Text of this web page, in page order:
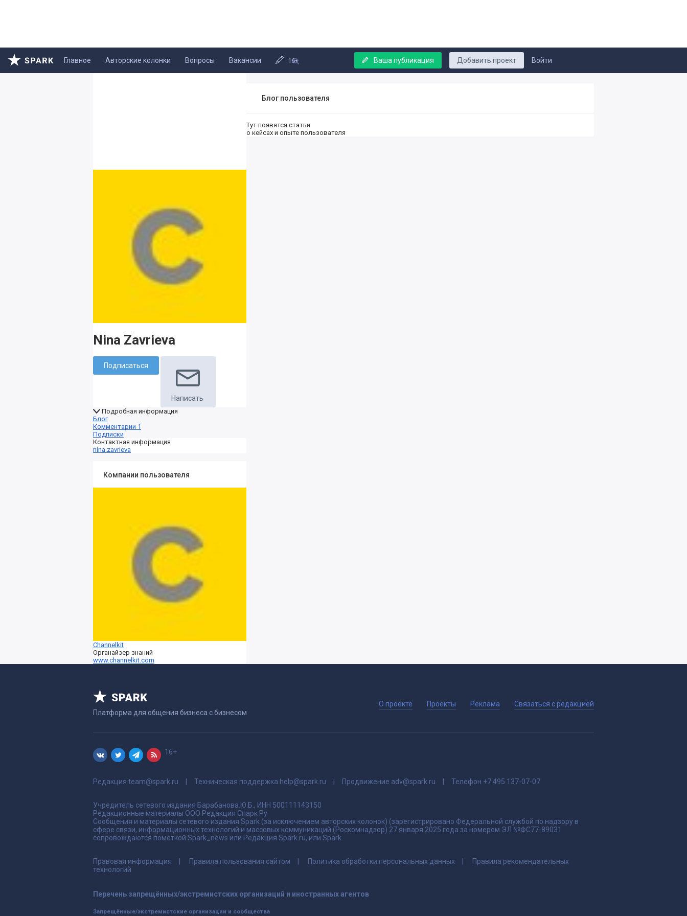
Войти
Добавить проект
Главное Авторские колонки Вопросы Вакансии Ваша публикация
16+
Nina Zavrieva
Подписаться
Написать
Подробная информация
Блог
Комментарии 1
Подписки
Контактная информация
nina.zavrieva
Компании пользователя
Channelkit
Органайзер знаний
www.channelkit.com
Блог пользователя
Тут появятся статьи
о кейсах и опыте пользователя
Платформа для общения бизнеса с бизнесом
О проекте Проекты Реклама Связаться с редакцией
16+
Редакция team@spark.ru Техническая поддержка help@spark.ru Продвижение adv@spark.ru Телефон +7 495 137-07-07
Учредитель сетевого издания Барабанова.Ю.Б., ИНН 500111143150
Редакционные материалы ООО Редакция Спарк Ру
Сообщения и материалы сетевого издания Spark (за исключением авторских колонок) (зарегистрировано Федеральной службой по надзору в
сфере связи, информационных технологий и массовых коммуникаций (Роскомнадзор) 27 января 2025 года за номером ЭЛ №ФС77-89031
сопровождаются пометкой Spark_news или Редакция Spark.ru, или Spark.
Правовая информация Правила пользования сайтом Политика обработки персональных данных
Правила рекомендательных
технологий
Перечень запрещённых/экстремистских организаций и иностранных агентов
Запрещённые/экстремистские организации и сообщества